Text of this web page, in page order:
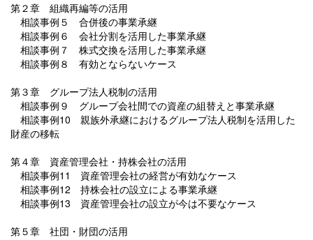
第２章 組織再編等の活用
相談事例５ 合併後の事業承継
相談事例６ 会社分割を活用した事業承継
相談事例７ 株式交換を活用した事業承継
相談事例８ 有効とならないケース
第３章 グループ法人税制の活用
相談事例９ グループ会社間での資産の組替えと事業承継
相談事例10 親族外承継におけるグループ法人税制を活用した
財産の移転
第４章 資産管理会社・持株会社の活用
相談事例11 資産管理会社の経営が有効なケース
相談事例12 持株会社の設立による事業承継
相談事例13 資産管理会社の設立が今は不要なケース
第５章 社団・財団の活用